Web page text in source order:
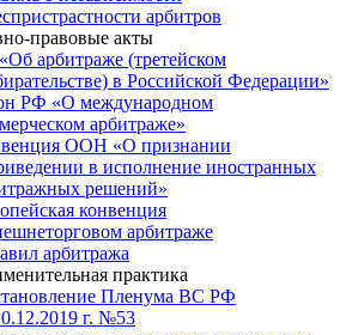
арбитров
правовые акты
арбитраже (третейском
в Российской Федерации»
РФ «О международном
арбитраже»
ООН «О признании
в исполнение иностранных
решений»
конвенция
арбитраже
арбитража
практика
Пленума ВС РФ
г. №53